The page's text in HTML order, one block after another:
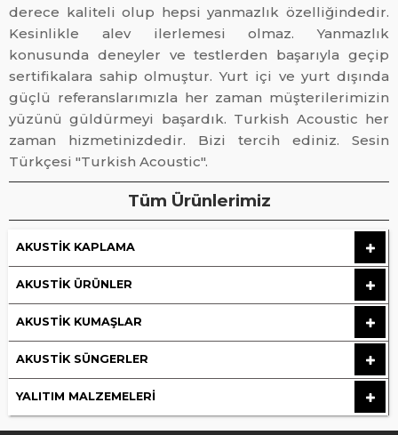
derece kaliteli olup hepsi yanmazlık özelliğindedir.
Kesinlikle alev ilerlemesi olmaz. Yanmazlık
konusunda deneyler ve testlerden başarıyla geçip
sertifikalara sahip olmuştur. Yurt içi ve yurt dışında
güçlü referanslarımızla her zaman müşterilerimizin
yüzünü güldürmeyi başardık. Turkish Acoustic her
zaman hizmetinizdedir. Bizi tercih ediniz. Sesin
Türkçesi "Turkish Acoustic".
Tüm Ürünlerimiz
AKUSTIK KAPLAMA
AKUSTIK ÜRÜNLER
AKUSTIK KUMAŞLAR
AKUSTIK SÜNGERLER
YALITIM MALZEMELERI